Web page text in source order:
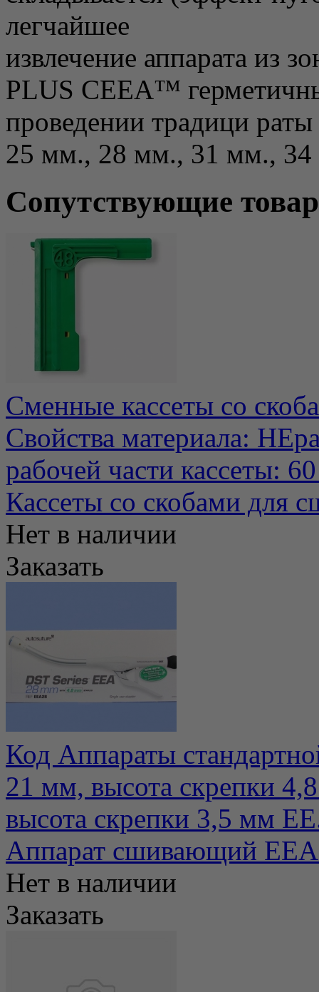
легчайшее
извлечение аппарата из
PLUS CEEA™
проведении традици
25 мм., 28 мм., 31 мм.,
Сопутствующие
Сменные кассеты со
Свойства материала:
рабочей части кассеты:
Кассеты со скобами для
Нет в наличии
Заказать
Код Аппараты
21 мм, высота скрепки
высота скрепки 3,5 мм
Аппарат сшивающий
Нет в наличии
Заказать